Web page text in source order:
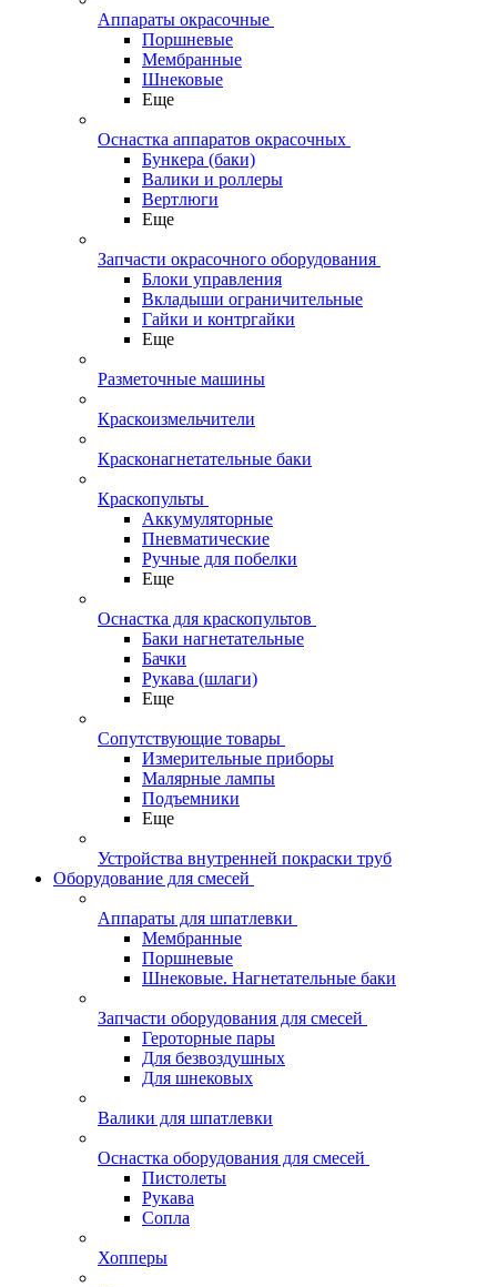
Аппараты окрасочные
Поршневые
Мембранные
Шнековые
Еще
Оснастка аппаратов окрасочных
Бункера (баки)
Валики и роллеры
Вертлюги
Еще
Запчасти окрасочного оборудования
Блоки управления
Вкладыши ограничительные
Гайки и контргайки
Еще
Разметочные машины
Краскоизмельчители
Красконагнетательные баки
Краскопульты
Аккумуляторные
Пневматические
Ручные для побелки
Еще
Оснастка для краскопультов
Баки нагнетательные
Бачки
Рукава (шлаги)
Еще
Сопутствующие товары
Измерительные приборы
Малярные лампы
Подъемники
Еще
Устройства внутренней покраски труб
Оборудование для смесей
Аппараты для шпатлевки
Мембранные
Поршневые
Шнековые. Нагнетательные баки
Запчасти оборудования для смесей
Героторные пары
Для безвоздушных
Для шнековых
Валики для шпатлевки
Оснастка оборудования для смесей
Пистолеты
Рукава
Сопла
Хопперы